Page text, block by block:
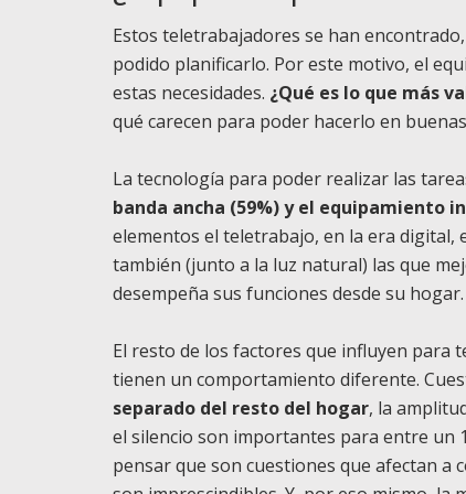
Estos teletrabajadores se han
podido planificarlo. Por este motivo, el
estas necesidades. ¿Qué es lo que más
qué carecen para poder hacerlo en
La tecnología para poder realizar las
banda ancha (59%) y el equipamiento
elementos el teletrabajo, en la era digital,
también (junto a la luz natural) las que
desempeña sus funciones desde su hogar.
El resto de los factores que influyen
tienen un comportamiento diferente.
separado del resto del hogar, la
el silencio son importantes para entre un
pensar que son cuestiones que afectan a